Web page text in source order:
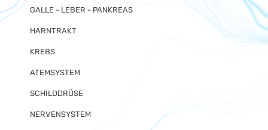
GALLE - LEBER - PANKREAS
HARNTRAKT
KREBS
ATEMSYSTEM
SCHILDDRÜSE
NERVENSYSTEM